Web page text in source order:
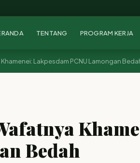
TENTANG PROGRAM KERJA
Lakpesdam PCNU Lamongan
Bedah